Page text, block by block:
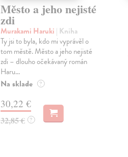
Město a jeho nejisté
zdi
Murakami Haruki | Kniha
Ty jsi to byla, kdo mi vyprávěl o
tom městě. Město a jeho nejisté
zdi – dlouho očekávaný román
Haru...
Na sklade ?
30,22 €
32,85 € ?